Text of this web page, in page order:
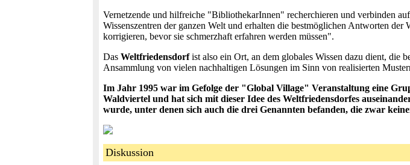
Vernetzende und hilfreiche "BibliothekarInnen" recherchieren und verbinden
Wissenszentren der ganzen Welt und erhalten die bestmöglichen Antworten
korrigieren, bevor sie schmerzhaft erfahren werden müssen".
Das Weltfriedensdorfist also ein Ort, an dem globales Wissen dazu dient, die
Ansammlung von vielen nachhaltigen Lösungen im Sinn von realisierten
Im Jahr 1995 war im Gefolge der "Global Village" Veranstaltung eine
Waldviertel und hat sich mit dieser Idee des Weltfriedensdorfes
wurde, unter denen sich auch die drei Genannten befanden, die zwar
Diskussion